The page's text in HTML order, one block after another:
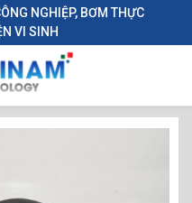
NGHIỆP, BƠM THỰC
VI SINH